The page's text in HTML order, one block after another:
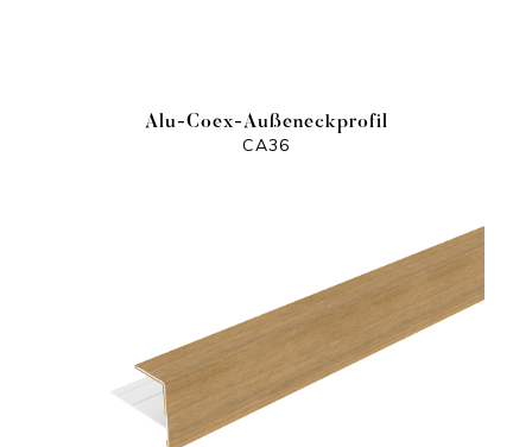
Alu-Coex-Außeneckprofil
CA36